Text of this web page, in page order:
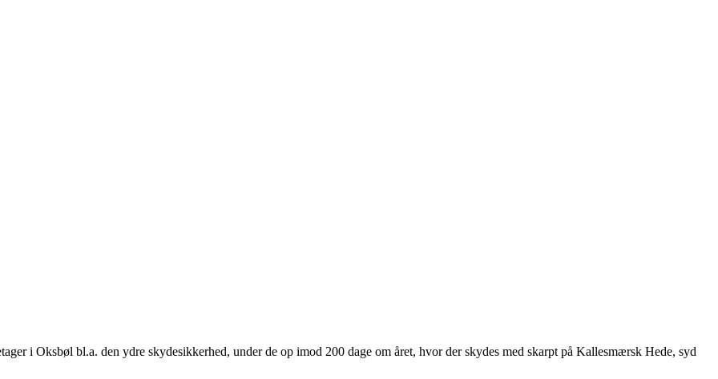
i Oksbøl bl.a. den ydre skydesikkerhed, under de op imod 200 dage om året, hvor der skydes med skarpt på Kallesmærsk Hede, syd